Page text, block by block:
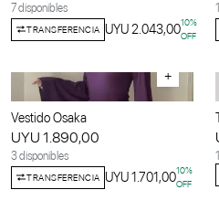
7 disponibles
TRANSFERENCIA UYU 2.043,0010%
OFF
+
Vestido Osaka
UYU 1.890,00
3 disponibles
TRANSFERENCIA UYU 1.701,0010%
OFF